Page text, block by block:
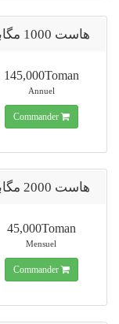
هاست 1000 مگابایت (معمولی)
145,000Toman
Annuel
Commander
هاست 2000 مگابایت (معمولی)
45,000Toman
Mensuel
Commander